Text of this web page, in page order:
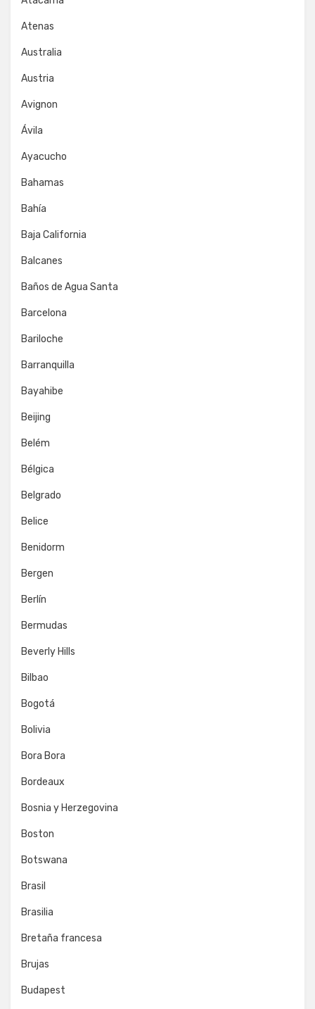
Atenas
Australia
Austria
Avignon
Ávila
Ayacucho
Bahamas
Bahía
Baja California
Balcanes
Baños de Agua Santa
Barcelona
Bariloche
Barranquilla
Bayahibe
Beijing
Belém
Bélgica
Belgrado
Belice
Benidorm
Bergen
Berlín
Bermudas
Beverly Hills
Bilbao
Bogotá
Bolivia
Bora Bora
Bordeaux
Bosnia y Herzegovina
Boston
Botswana
Brasil
Brasilia
Bretaña francesa
Brujas
Budapest